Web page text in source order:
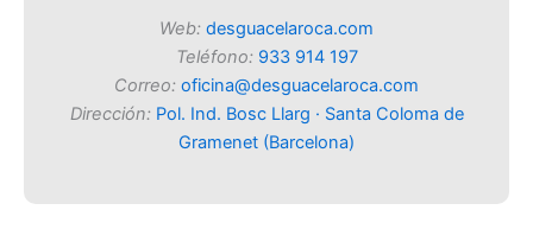
Web: desguacelaroca.com
Teléfono: 933 914 197
Correo: oficina@desguacelaroca.com
Dirección: Pol. Ind. Bosc Llarg · Santa Coloma de
Gramenet (Barcelona)